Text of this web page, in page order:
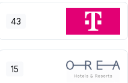
43
15